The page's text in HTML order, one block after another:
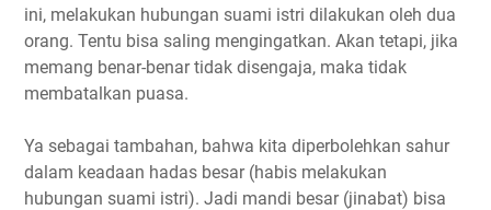
ini, melakukan hubungan suami istri dilakukan oleh dua
orang. Tentu bisa saling mengingatkan. Akan tetapi, jika
memang benar-benar tidak disengaja, maka tidak
membatalkan puasa.
Ya sebagai tambahan, bahwa kita diperbolehkan sahur
dalam keadaan hadas besar (habis melakukan
hubungan suami istri). Jadi mandi besar (jinabat) bisa